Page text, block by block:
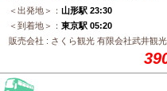
＜出発地＞： 山形駅 23:30
＜到着地＞： 東京駅 05:20
販売会社 : さくら観光 有限会社武井観